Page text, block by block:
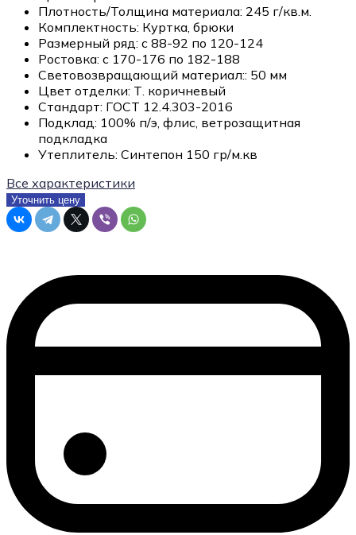
Плотность/Толщина материала: 245 г/кв.м.
Комплектность: Куртка, брюки
Размерный ряд: с 88-92 по 120-124
Ростовка: с 170-176 по 182-188
Световозвращающий материал:: 50 мм
Цвет отделки: Т. коричневый
Стандарт: ГОСТ 12.4.303-2016
Подклад: 100% п/э, флис, ветрозащитная
подкладка
Утеплитель: Синтепон 150 гр/м.кв
Все характеристики
Уточнить цену